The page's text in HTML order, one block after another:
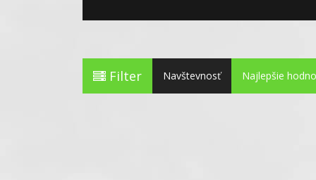
Filter Navštevnosť(current)Najlepšie